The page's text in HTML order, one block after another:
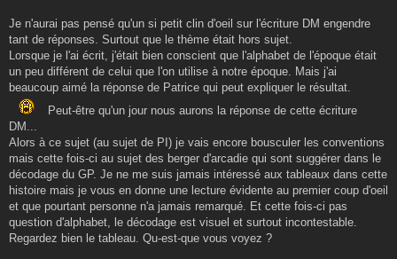
g
Je n'aurai pas pensé qu'un si petit clin d'oeil sur l'écriture DM engendre
tant de réponses. Surtout que le thème était hors sujet.
Lorsque je l'ai écrit, j'était bien conscient que l'alphabet de l'époque était
un peu différent de celui que l'on utilise à notre époque. Mais j'ai
beaucoup aimé la réponse de Patrice qui peut expliquer le résultat.
Peut-être qu'un jour nous aurons la réponse de cette écriture
DM...
Alors à ce sujet (au sujet de PI) je vais encore bousculer les conventions
mais cette fois-ci au sujet des berger d'arcadie qui sont suggérer dans le
décodage du GP. Je ne me suis jamais intéressé aux tableaux dans cette
histoire mais je vous en donne une lecture évidente au premier coup d'oeil
et que pourtant personne n'a jamais remarqué. Et cette fois-ci pas
question d'alphabet, le décodage est visuel et surtout incontestable.
Regardez bien le tableau. Qu-est-que vous voyez ?